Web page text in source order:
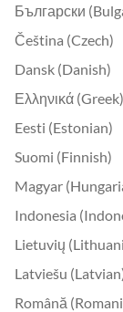
Български
Čeština (Czech)
Dansk (Danish)
Ελληνικά (Greek)
Eesti (Estonian)
Suomi (Finnish)
Magyar
Indonesia
Lietuvių
Latviešu
Română